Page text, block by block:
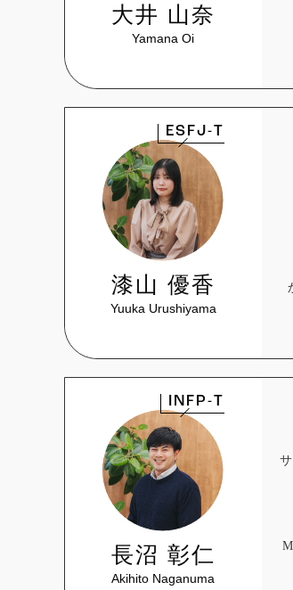
大井 山奈
Yamana Oi
ESFJ-T
漆山 優香
Yuuka Urushiyama
INFP-T
長沼 彰仁
Akihito Naganuma